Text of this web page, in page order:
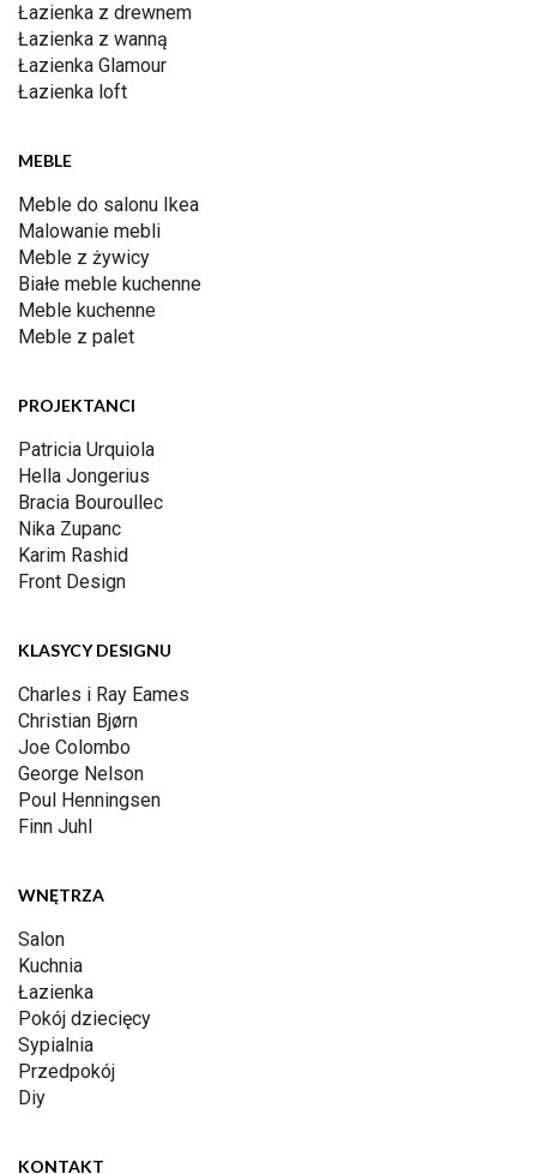
Łazienka z drewnem
Łazienka z wanną
Łazienka Glamour
Łazienka loft
MEBLE
Meble do salonu Ikea
Malowanie mebli
Meble z żywicy
Białe meble kuchenne
Meble kuchenne
Meble z palet
PROJEKTANCI
Patricia Urquiola
Hella Jongerius
Bracia Bouroullec
Nika Zupanc
Karim Rashid
Front Design
KLASYCY DESIGNU
Charles i Ray Eames
Christian Bjørn
Joe Colombo
George Nelson
Poul Henningsen
Finn Juhl
WNĘTRZA
Salon
Kuchnia
Łazienka
Pokój dziecięcy
Sypialnia
Przedpokój
Diy
KONTAKT